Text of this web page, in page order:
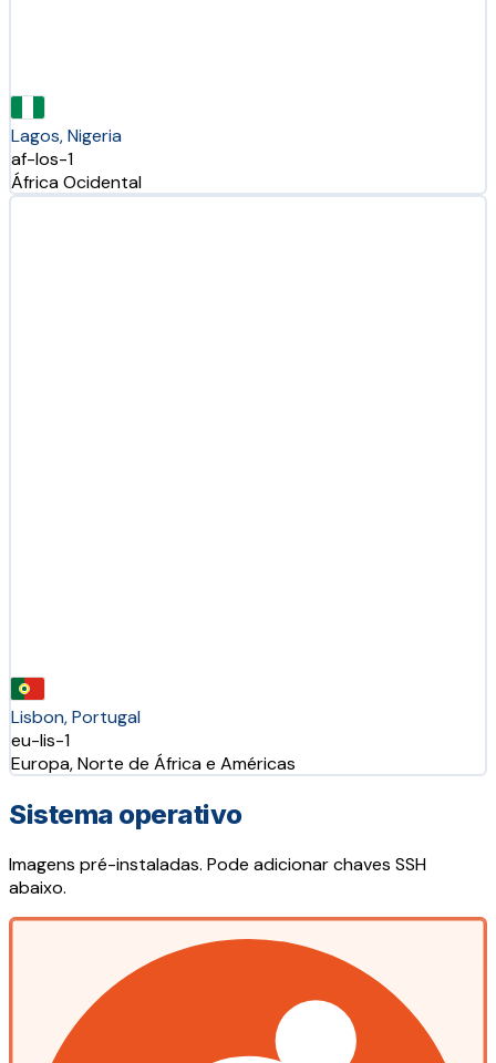
Lagos, Nigeria
af-los-1
África Ocidental
Lisbon, Portugal
eu-lis-1
Europa, Norte de África e Américas
Sistema operativo
Imagens pré-instaladas. Pode adicionar chaves SSH
abaixo.